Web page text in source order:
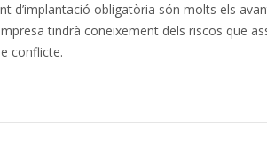
d’implantació obligatòria són molts els
tindrà coneixement dels riscos que
conflicte.